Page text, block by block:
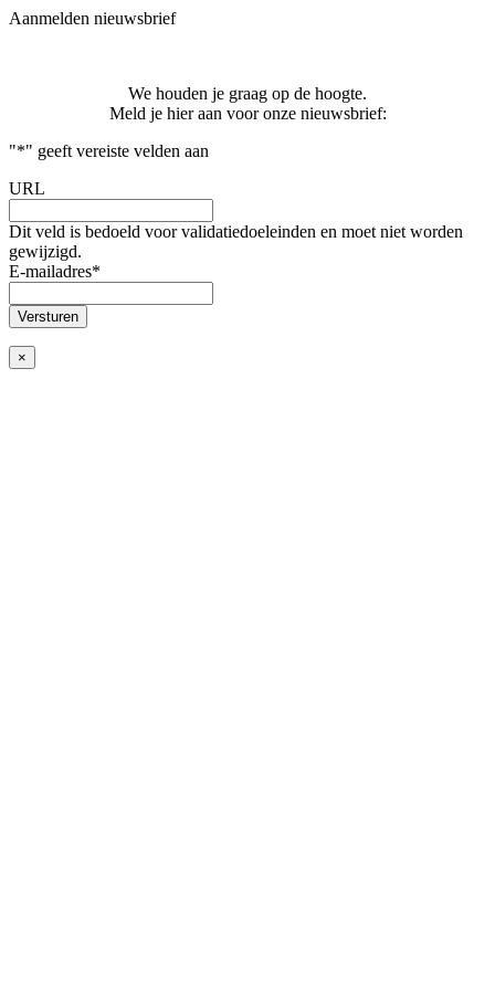
Aanmelden nieuwsbrief
We houden je graag op de hoogte.
Meld je hier aan voor onze nieuwsbrief:
"*" geeft vereiste velden aan
URL
Dit veld is bedoeld voor validatiedoeleinden en moet niet worden
gewijzigd.
E-mailadres*
×